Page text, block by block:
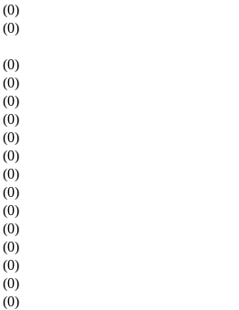
(0)
(0)
(0)
(0)
(0)
(0)
(0)
(0)
(0)
(0)
(0)
(0)
(0)
(0)
(0)
(0)